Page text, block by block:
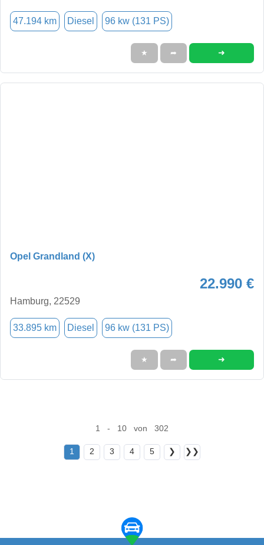
47.194 km Diesel 96 kw (131 PS)
★ ➦ ➜
Opel Grandland (X)
22.990 €
Hamburg, 22529
33.895 km Diesel 96 kw (131 PS)
★ ➦ ➜
1 - 10 von 302
1 2 3 4 5 ❯ ❯❯